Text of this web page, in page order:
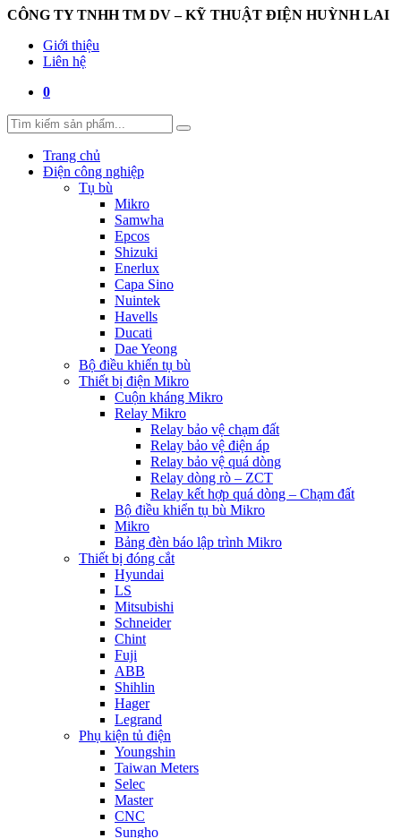
CÔNG TY TNHH TM DV – KỸ THUẬT ĐIỆN HUỲNH LAI
Giới thiệu
Liên hệ
0
Trang chủ
Điện công nghiệp
Tụ bù
Mikro
Samwha
Epcos
Shizuki
Enerlux
Capa Sino
Nuintek
Havells
Ducati
Dae Yeong
Bộ điều khiển tụ bù
Thiết bị điện Mikro
Cuộn kháng Mikro
Relay Mikro
Relay bảo vệ chạm đất
Relay bảo vệ điện áp
Relay bảo vệ quá dòng
Relay dòng rò – ZCT
Relay kết hợp quá dòng – Chạm đất
Bộ điều khiển tụ bù Mikro
Mikro
Bảng đèn báo lập trình Mikro
Thiết bị đóng cắt
Hyundai
LS
Mitsubishi
Schneider
Chint
Fuji
ABB
Shihlin
Hager
Legrand
Phụ kiện tủ điện
Youngshin
Taiwan Meters
Selec
Master
CNC
Sungho